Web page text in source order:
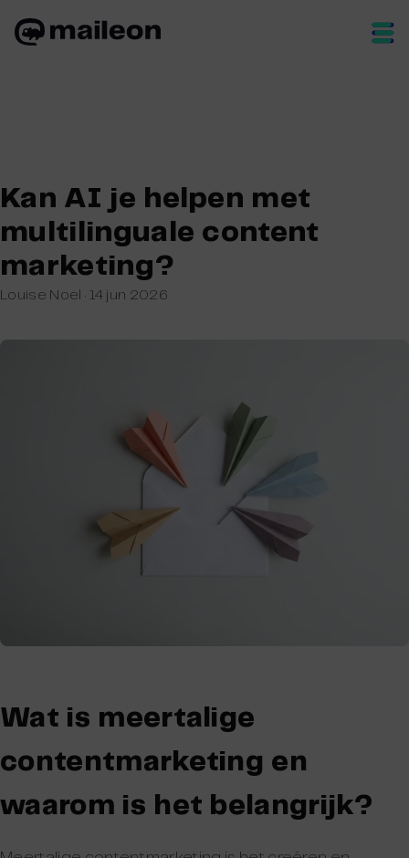
Kan AI je helpen met
multilinguale content
marketing?
Louise Noel · 14 jun 2026
Wat is meertalige
contentmarketing en
waarom is het belangrijk?